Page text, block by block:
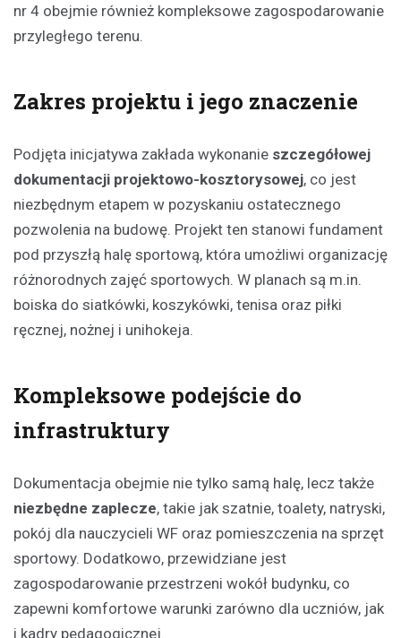
nr 4 obejmie również kompleksowe zagospodarowanie
przyległego terenu.
Zakres projektu i jego znaczenie
Podjęta inicjatywa zakłada wykonanie szczegółowej
dokumentacji projektowo-kosztorysowej, co jest
niezbędnym etapem w pozyskaniu ostatecznego
pozwolenia na budowę. Projekt ten stanowi fundament
pod przyszłą halę sportową, która umożliwi organizację
różnorodnych zajęć sportowych. W planach są m.in.
boiska do siatkówki, koszykówki, tenisa oraz piłki
ręcznej, nożnej i unihokeja.
Kompleksowe podejście do
infrastruktury
Dokumentacja obejmie nie tylko samą halę, lecz także
niezbędne zaplecze, takie jak szatnie, toalety, natryski,
pokój dla nauczycieli WF oraz pomieszczenia na sprzęt
sportowy. Dodatkowo, przewidziane jest
zagospodarowanie przestrzeni wokół budynku, co
zapewni komfortowe warunki zarówno dla uczniów, jak
i kadry pedagogicznej.